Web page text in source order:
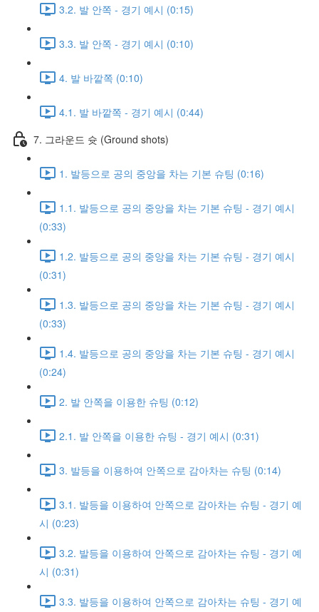
3.2. 발 안쪽 - 경기 예시 (0:15)
3.3. 발 안쪽 - 경기 예시 (0:10)
4. 발 바깥쪽 (0:10)
4.1. 발 바깥쪽 - 경기 예시 (0:44)
7. 그라운드 슛 (Ground shots)
1. 발등으로 공의 중앙을 차는 기본 슈팅 (0:16)
1.1. 발등으로 공의 중앙을 차는 기본 슈팅 - 경기 예시
(0:33)
1.2. 발등으로 공의 중앙을 차는 기본 슈팅 - 경기 예시
(0:31)
1.3. 발등으로 공의 중앙을 차는 기본 슈팅 - 경기 예시
(0:33)
1.4. 발등으로 공의 중앙을 차는 기본 슈팅 - 경기 예시
(0:24)
2. 발 안쪽을 이용한 슈팅 (0:12)
2.1. 발 안쪽을 이용한 슈팅 - 경기 예시 (0:31)
3. 발등을 이용하여 안쪽으로 감아차는 슈팅 (0:14)
3.1. 발등을 이용하여 안쪽으로 감아차는 슈팅 - 경기 예
시 (0:23)
3.2. 발등을 이용하여 안쪽으로 감아차는 슈팅 - 경기 예
시 (0:31)
3.3. 발등을 이용하여 안쪽으로 감아차는 슈팅 - 경기 예